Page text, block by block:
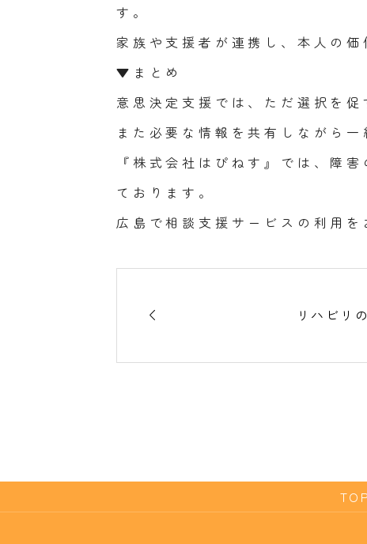
す。
家族や支援者が連携し、本人の
▼まとめ
意思決定支援では、ただ選択を
また必要な情報を共有しながら
『株式会社はぴねす』では、障
ております。
広島で相談支援サービスの利用
 リハビリ
TOP